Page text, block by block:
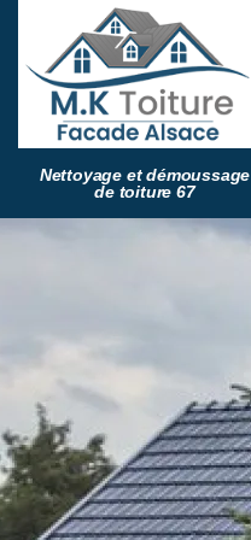
Nettoyage et démoussage
de toiture 67